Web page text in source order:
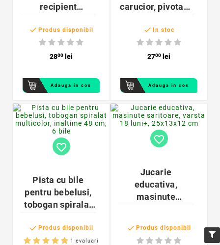
recipient
25 kg, maner
transport,
galbena
 Produs disponibil
2800 lei
Adauga in cos
carucior, pivotant
9,2 x 9,4 cm, ABS,
negru
 In stoc
2700 lei
Adauga in cos
favorite_border
Pista cu bile
pentru bebelusi,
tobogan spiralat
inaltime 48 cm, 6
bile
 Produs disponibil
1 evaluari
favorite_border
Jucarie
educativa,
masinute
25x13x12 cm
 Produs disponibil